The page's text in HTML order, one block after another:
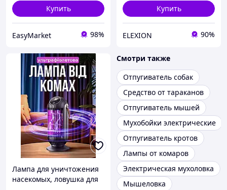
Купить
EasyMarket 98%
Купить
ELEXION 90%
Лампа для уничтожения
насекомых, ловушка для
Смотри также
Отпугиватель собак
Средство от тараканов
Отпугиватель мышей
Мухобойки электрические
Отпугиватель кротов
Лампы от комаров
Электрическая мухоловка
Мышеловка